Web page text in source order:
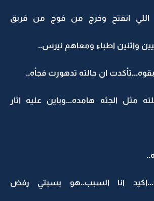
انفتح وخرج من فوج من فريق
واثنين اطباء ومعاهم نيرس..
ان حالته تدهورت فجأه..
مثل الجثه هامده...وباين عليه اثار
انا السبب..هو بسبتي رفض